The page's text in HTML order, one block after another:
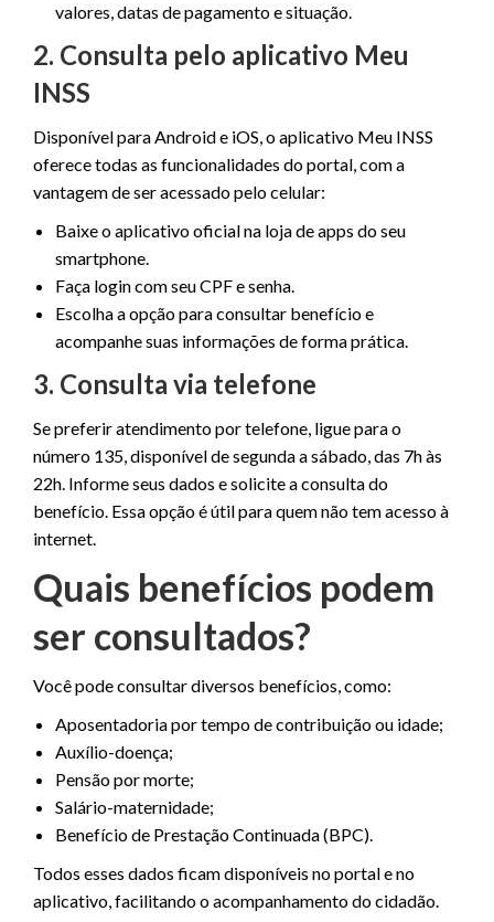
valores, datas de pagamento e situação.
2. Consulta pelo aplicativo Meu
INSS
Disponível para Android e iOS, o aplicativo Meu INSS
oferece todas as funcionalidades do portal, com a
vantagem de ser acessado pelo celular:
Baixe o aplicativo oficial na loja de apps do seu
smartphone.
Faça login com seu CPF e senha.
Escolha a opção para consultar benefício e
acompanhe suas informações de forma prática.
3. Consulta via telefone
Se preferir atendimento por telefone, ligue para o
número 135, disponível de segunda a sábado, das 7h às
22h. Informe seus dados e solicite a consulta do
benefício. Essa opção é útil para quem não tem acesso à
internet.
Quais benefícios podem
ser consultados?
Você pode consultar diversos benefícios, como:
Aposentadoria por tempo de contribuição ou idade;
Auxílio-doença;
Pensão por morte;
Salário-maternidade;
Benefício de Prestação Continuada (BPC).
Todos esses dados ficam disponíveis no portal e no
aplicativo, facilitando o acompanhamento do cidadão.